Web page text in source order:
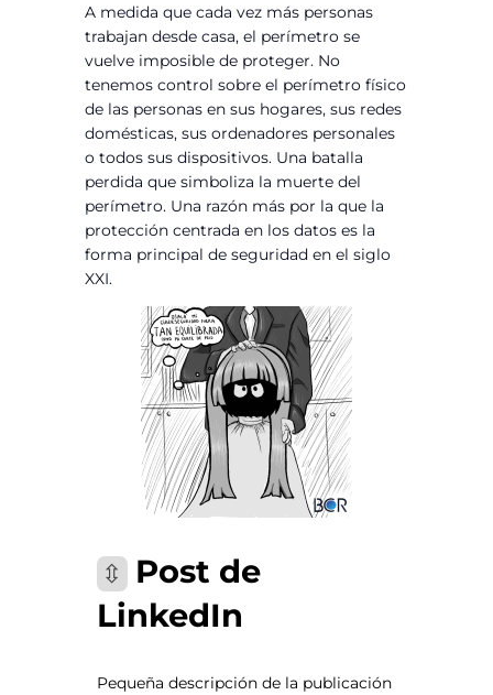
A medida que cada vez más personas
trabajan desde casa, el perímetro se
vuelve imposible de proteger. No
tenemos control sobre el perímetro físico
de las personas en sus hogares, sus redes
domésticas, sus ordenadores personales
o todos sus dispositivos. Una batalla
perdida que simboliza la muerte del
perímetro. Una razón más por la que la
protección centrada en los datos es la
forma principal de seguridad en el siglo
XXI.
⇳
Post de
LinkedIn
Pequeña descripción de la publicación